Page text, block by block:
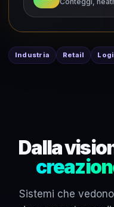
Industria Retail
Dalla
Sistemi che